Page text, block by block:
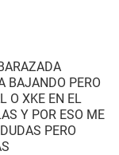
BAJANDO PERO
O XKE EN EL
Y POR ESO ME
PERO